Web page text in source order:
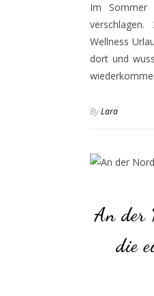
Im
Wellness
dort und
ByLara
An der
die